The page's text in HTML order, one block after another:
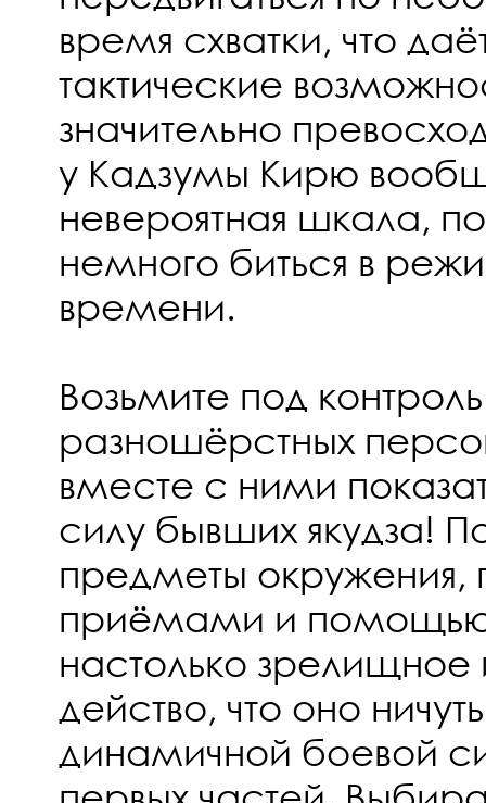
время схватки, что
тактические
значительно
у Кадзумы Кирю
невероятная шкала,
немного биться в
времени.
Возьмите под
разношёрстных
вместе с ними
силу бывших якудза!
предметы окружения,
приёмами и помощью
настолько
действо, что оно
динамичной боевой